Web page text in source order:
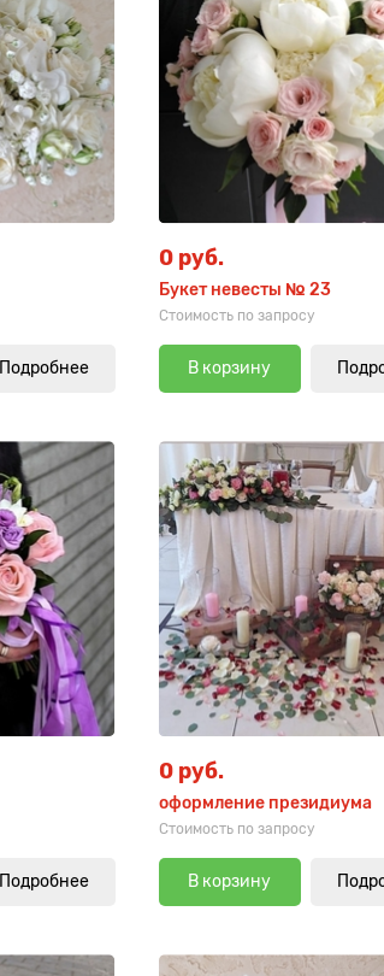
Подробнее
0 руб.
Букет невесты № 23
Стоимость по запросу
В корзину
Подробнее
0 руб.
оформление президиума
Стоимость по запросу
В корзину